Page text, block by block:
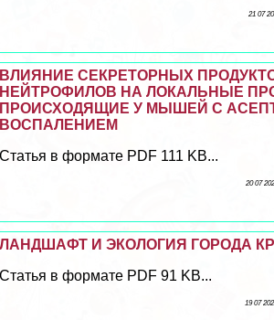
21 07
ВЛИЯНИЕ СЕКРЕТОРНЫХ
НЕЙТРОФИЛОВ НА ЛОКАЛЬНЫЕ
ПРОИСХОДЯЩИЕ У МЫШЕЙ С
ВОСПАЛЕНИЕМ
Статья в формате PDF 111 KB...
20 07
ЛАНДШАФТ И ЭКОЛОГИЯ ГОРОДА
Статья в формате PDF 91 KB...
19 07